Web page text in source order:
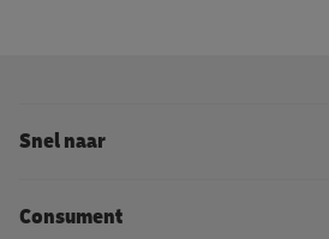
Snel naar
Consument